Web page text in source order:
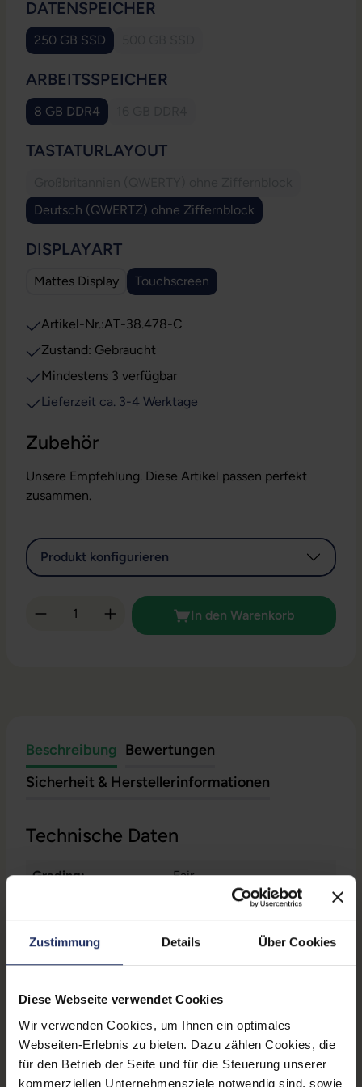
Zustimmung Details Über Cookies
Diese Webseite verwendet Cookies
Wir verwenden Cookies, um Ihnen ein optimales
Webseiten-Erlebnis zu bieten. Dazu zählen Cookies, die
für den Betrieb der Seite und für die Steuerung unserer
kommerziellen Unternehmensziele notwendig sind, sowie
DATENSPEICHER
250 GB SSD
ARBEITSSPEICHER
8 GB DDR4
TASTATURLAYOUTAUSWÄHLEN
Deutsch (QWERTZ) ohne Ziffernblock
DISPLAYARTAUSWÄHLEN
Mattes Display Touchscreen
Artikel-Nr.:AT-38.478-C
Zustand: Gebraucht
Mindestens 3 verfügbar
Lieferzeit ca. 3-4 Werktage
Zubehör
Unsere Empfehlung. Diese Artikel passen perfekt
zusammen.
Produkt konfigurieren
Produkt Anzahl: Gib den gewünschten
In den Warenkorb
Beschreibung Bewertungen
Sicherheit & Herstellerinformationen
Technische Daten
Grading: Fair
Betriebssystem: Windows 11 Professional
Displayart: Touchscreen
Webcam:
Tastaturbeleuchtung: Nein